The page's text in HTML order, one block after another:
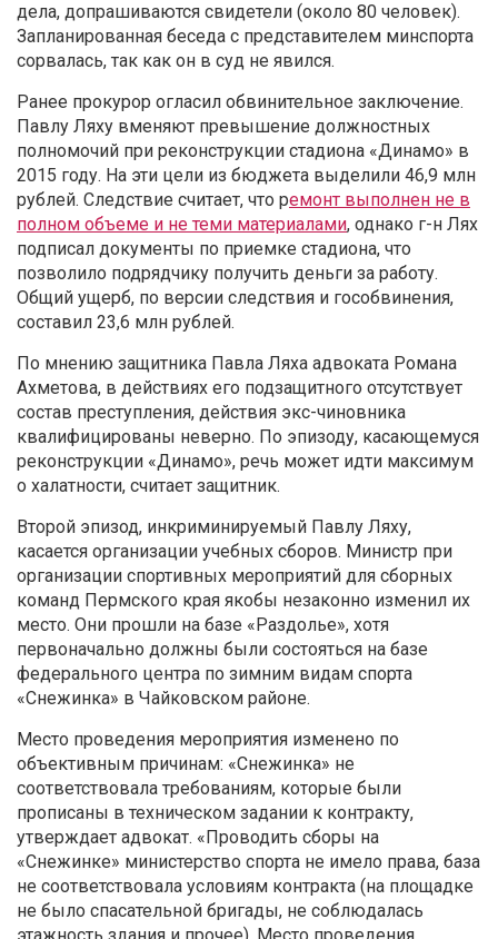
дела, допрашиваются свидетели (около 80 человек).
Запланированная беседа с представителем минспорта
сорвалась, так как он в суд не явился.
Ранее прокурор огласил обвинительное заключение.
Павлу Ляху вменяют превышение должностных
полномочий при реконструкции стадиона «Динамо» в
2015 году. На эти цели из бюджета выделили 46,9 млн
рублей. Следствие считает, что ремонт выполнен не в
полном объеме и не теми материалами, однако г-н Лях
подписал документы по приемке стадиона, что
позволило подрядчику получить деньги за работу.
Общий ущерб, по версии следствия и гособвинения,
составил 23,6 млн рублей.
По мнению защитника Павла Ляха адвоката Романа
Ахметова, в действиях его подзащитного отсутствует
состав преступления, действия экс-чиновника
квалифицированы неверно. По эпизоду, касающемуся
реконструкции «Динамо», речь может идти максимум
о халатности, считает защитник.
Второй эпизод, инкриминируемый Павлу Ляху,
касается организации учебных сборов. Министр при
организации спортивных мероприятий для сборных
команд Пермского края якобы незаконно изменил их
место. Они прошли на базе «Раздолье», хотя
первоначально должны были состояться на базе
федерального центра по зимним видам спорта
«Снежинка» в Чайковском районе.
Место проведения мероприятия изменено по
объективным причинам: «Снежинка» не
соответствовала требованиям, которые были
прописаны в техническом задании к контракту,
утверждает адвокат. «Проводить сборы на
«Снежинке» министерство спорта не имело права, база
не соответствовала условиям контракта (на площадке
не было спасательной бригады, не соблюдалась